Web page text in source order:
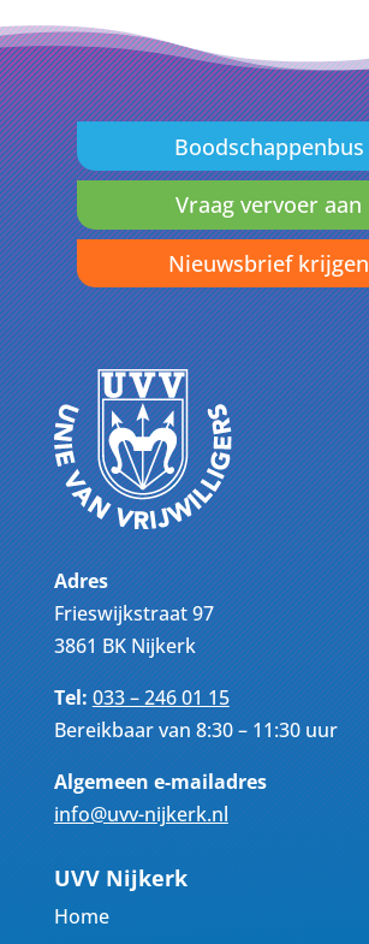
Boodschappenbus
Vraag vervoer aan
Nieuwsbrief krijgen
Adres
Frieswijkstraat 97
3861 BK Nijkerk
Tel:033 – 246 01 15
Bereikbaar van 8:30 – 11:30 uur
Algemeen e-mailadres
info@uvv-nijkerk.nl
UVV Nijkerk
Home